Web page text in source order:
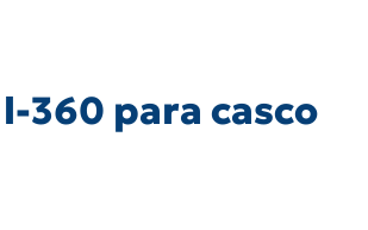
360 para casco